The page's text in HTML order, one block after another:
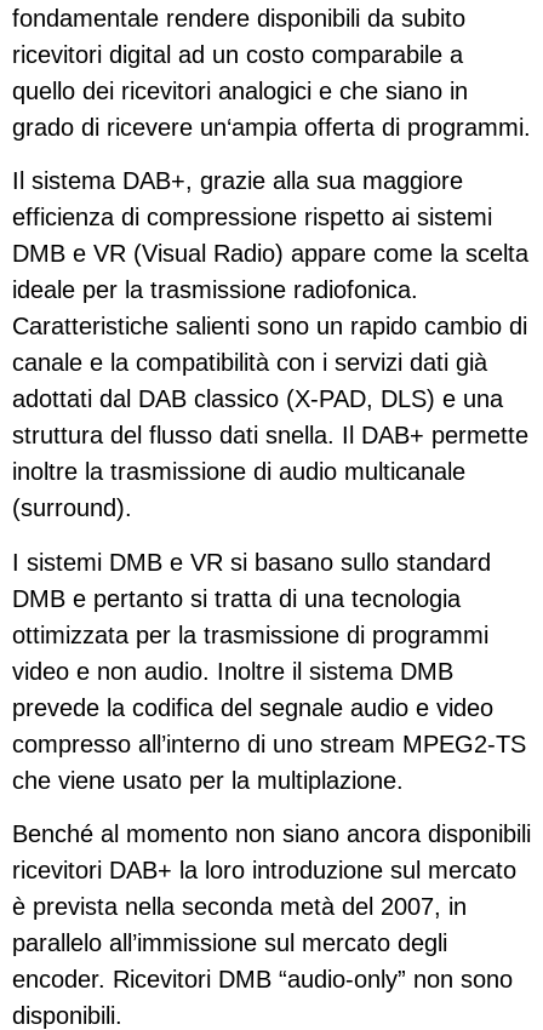
fondamentale rendere disponibili da subito
ricevitori digital ad un costo comparabile a
quello dei ricevitori analogici e che siano in
grado di ricevere un‘ampia offerta di programmi.
Il sistema DAB+, grazie alla sua maggiore
efficienza di compressione rispetto ai sistemi
DMB e VR (Visual Radio) appare come la scelta
ideale per la trasmissione radiofonica.
Caratteristiche salienti sono un rapido cambio di
canale e la compatibilità con i servizi dati già
adottati dal DAB classico (X-PAD, DLS) e una
struttura del flusso dati snella. Il DAB+ permette
inoltre la trasmissione di audio multicanale
(surround).
I sistemi DMB e VR si basano sullo standard
DMB e pertanto si tratta di una tecnologia
ottimizzata per la trasmissione di programmi
video e non audio. Inoltre il sistema DMB
prevede la codifica del segnale audio e video
compresso all’interno di uno stream MPEG2-TS
che viene usato per la multiplazione.
Benché al momento non siano ancora disponibili
ricevitori DAB+ la loro introduzione sul mercato
è prevista nella seconda metà del 2007, in
parallelo all’immissione sul mercato degli
encoder. Ricevitori DMB “audio-only” non sono
disponibili.